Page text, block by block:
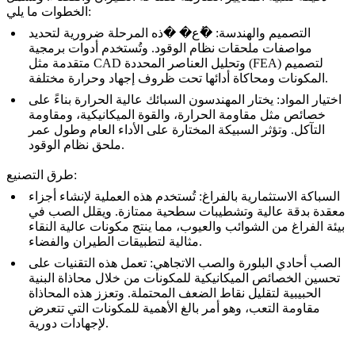
الخطوات ما يلي:
التصميم والهندسة: �ُع� �ذه المرحلة ضرورية لتحديد
مواصفات ملحقات نظام الوقود. وتُستخدم أدوات برمجية
متقدمة مثل CAD وتحليل العناصر المحددة (FEA) لتصميم
المكونات ومحاكاة أدائها تحت ظروف إجهاد وحرارة مختلفة.
اختيار المواد: يختار المهندسون السبائك عالية الحرارة بناءً على
خصائص مثل مقاومة الحرارة، والقوة الميكانيكية، ومقاومة
التآكل. وتؤثر السبيكة المختارة على الأداء العام وطول عمر
ملحق نظام الوقود.
طرق التصنيع:
السباكة الاستثمارية بالفراغ: تُستخدم هذه العملية لإنشاء أجزاء
معقدة بدقة عالية وتشطيبات سطحية ممتازة. ويقلل الصب في
بيئة الفراغ من الشوائب والعيوب، مما ينتج مكونات عالية النقاء
مثالية لتطبيقات الطيران والفضاء.
الصب أحادي البلورة والصب الاتجاهي: تعمل هذه التقنيات على
تحسين الخصائص الميكانيكية للمكونات من خلال محاذاة البنية
الحبيبية لتقليل نقاط الضعف المحتملة. وتعزز هذه المحاذاة
مقاومة التعب، وهو أمر بالغ الأهمية للمكونات التي تتعرض
لإجهادات دورية.